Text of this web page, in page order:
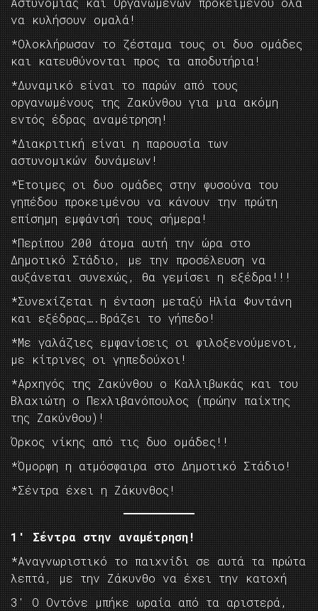
να κυλήσουν ομαλά!
*Ολοκλήρωσαν το ζέσταμα τους οι δυο ομάδες
και κατευθύνονται προς τα αποδυτήρια!
*Δυναμικό είναι το παρών από τους
οργανωμένους της Ζακύνθου για μια ακόμη
εντός έδρας αναμέτρηση!
*Διακριτική είναι η παρουσία των
αστυνομικών δυνάμεων!
*Έτοιμες οι δυο ομάδες στην φυσούνα του
γηπέδου προκειμένου να κάνουν την πρώτη
επίσημη εμφάνισή τους σήμερα!
*Περίπου 200 άτομα αυτή την ώρα στο
Δημοτικό Στάδιο, με την προσέλευση να
αυξάνεται συνεχώς, θα γεμίσει η εξέδρα!!!
*Συνεχίζεται η ένταση μεταξύ Ηλία Φυντάνη
και εξέδρας….Βράζει το γήπεδο!
*Με γαλάζιες εμφανίσεις οι φιλοξενούμενοι,
με κίτρινες οι γηπεδούχοι!
*Αρχηγός της Ζακύνθου ο Καλλιβωκάς και του
Βλαχιώτη ο Πεχλιβανόπουλος (πρώην παίχτης
της Ζακύνθου)!
Όρκος νίκης από τις δυο ομάδες!!
*Όμορφη η ατμόσφαιρα στο Δημοτικό Στάδιο!
*Σέντρα έχει η Ζάκυνθος!
1′ Σέντρα στην αναμέτρηση!
*Αναγνωριστικό το παιχνίδι σε αυτά τα πρώτα
λεπτά, με την Ζάκυνθο να έχει την κατοχή
3′ Ο Οντόνε μπήκε ωραία από τα αριστερά,